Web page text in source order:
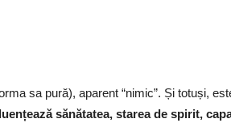
sa pură), aparent “nimic”. Și totuși,
sănătatea, starea de spirit,